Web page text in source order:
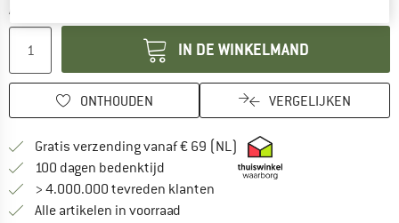
Aantal:
IN DE WINKELMAND
ONTHOUDEN VERGELIJKEN
Gratis verzending vanaf € 69 (NL) Vind hier de
100 dagen bedenktijd Vind de betalingsinformatie hier!
> 4.000.000 tevreden klanten
Alle artikelen in voorraad